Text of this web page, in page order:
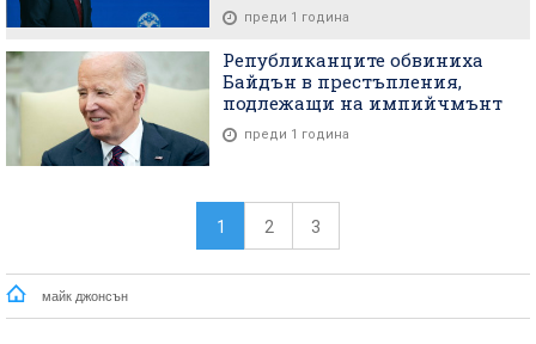
преди 1 година
Републиканците обвиниха
Байдън в престъпления,
подлежащи на импийчмънт
преди 1 година
1 2 3
майк джонсън